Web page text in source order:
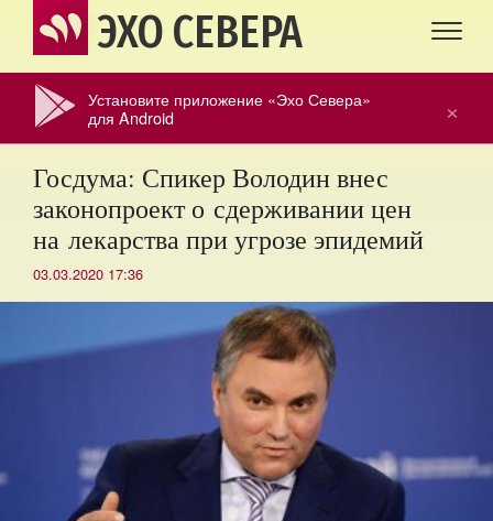
ЭХО СЕВЕРА
×
Установите приложение «Эхо Севера»
для Android
Госдума: Спикер Володин внес
законопроект о сдерживании цен
на лекарства при угрозе эпидемий
03.03.2020 17:36